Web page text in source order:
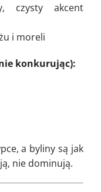
czysty akcent
i moreli
konkurując):
a byliny są jak
nie dominują.